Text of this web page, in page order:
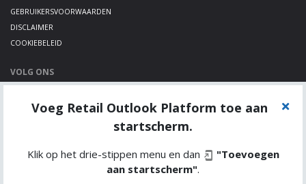
GEBRUIKERSVOORWAARDEN
DISCLAIMER
COOKIEBELEID
VOLG ONS
TWITTER
Voeg Retail Outlook Platform toe aan
startscherm.
Klik op het drie-stippen menu en dan
"Toevoegen
aan startscherm".